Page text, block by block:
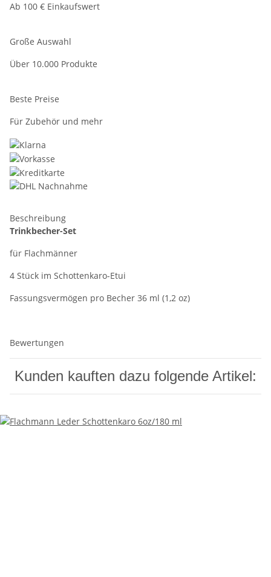
Ab 100 € Einkaufswert
Große Auswahl
Über 10.000 Produkte
Beste Preise
Für Zubehör und mehr
Beschreibung
Trinkbecher-Set
für Flachmänner
4 Stück im Schottenkaro-Etui
Fassungsvermögen pro Becher 36 ml (1,2 oz)
Bewertungen
Kunden kauften dazu folgende Artikel: